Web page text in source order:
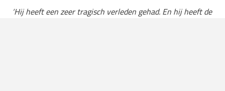
‘Hij heeft een zeer tragisch verleden gehad. En hij heeft de